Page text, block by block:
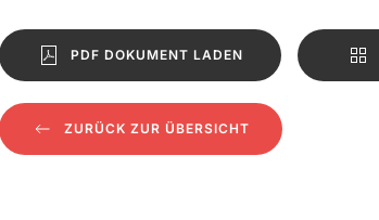
PDF DOKUMENT LADEN
ZURÜCK ZUR ÜBERSICHT